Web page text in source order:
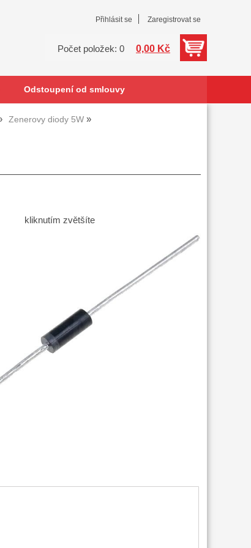
Přihlásit se Zaregistrovat se
Počet položek: 0 0,00 Kč
Odstoupení od smlouvy
Zenerovy diody 5W
kliknutím zvětšíte